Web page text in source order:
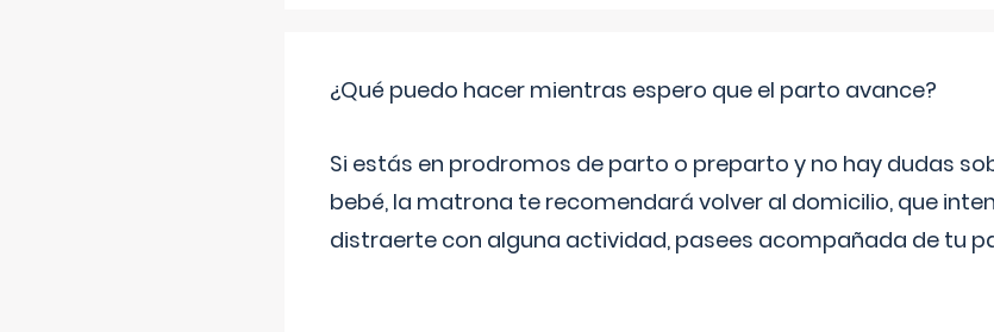
¿Qué puedo hacer mientras espero que el parto avance?
Si estás en prodromos de parto o preparto y no hay dudas
bebé, la matrona te recomendará volver al domicilio, que
distraerte con alguna actividad, pasees acompañada de tu